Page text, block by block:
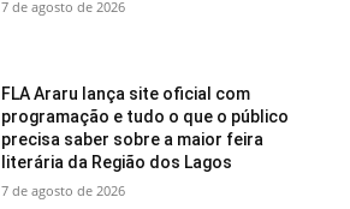
7 de agosto de 2026
FLA Araru lança site oficial com
programação e tudo o que o público
precisa saber sobre a maior feira
literária da Região dos Lagos
7 de agosto de 2026